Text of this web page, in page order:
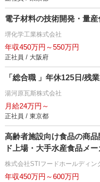
電子材料の技術開発・量産
堺化学工業株式会社
年収450万円～550万円
正社員 / 大阪府
「総合職 」年休125日/残
湯河原瓦斯株式会社
月給24万円～
正社員 / 東京都
高齢者施設向け食品の商
ド上場・大手水産食品メ
株式会社STIフードホールディン
年収450万円～600万円